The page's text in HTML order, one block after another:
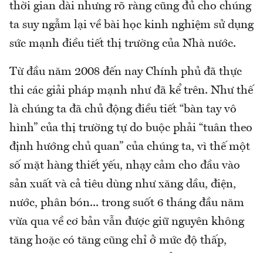
thời gian dài nhưng rõ ràng cũng đủ cho chúng
ta suy ngẫm lại về bài học kinh nghiệm sử dụng
sức mạnh điều tiết thị trường của Nhà nước.
Từ đầu năm 2008 đến nay Chính phủ đã thực
thi các giải pháp mạnh như đã kể trên. Như thế
là chúng ta đã chủ động điều tiết “bàn tay vô
hình” của thị trường tự do buộc phải “tuân theo
định hướng chủ quan” của chúng ta, vì thế một
số mặt hàng thiết yếu, nhạy cảm cho đầu vào
sản xuất và cả tiêu dùng như xăng dầu, điện,
nước, phân bón... trong suốt 6 tháng đầu năm
vừa qua về cơ bản vẫn được giữ nguyên không
tăng hoặc có tăng cũng chỉ ở mức độ thấp,